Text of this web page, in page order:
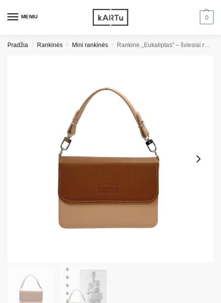
MENIU 0
Pradžia / Rankinės / Mini rankinės / Rankinė ,,Eukaliptas” – šviesiai rudas/kreminis roplys/smėlinis